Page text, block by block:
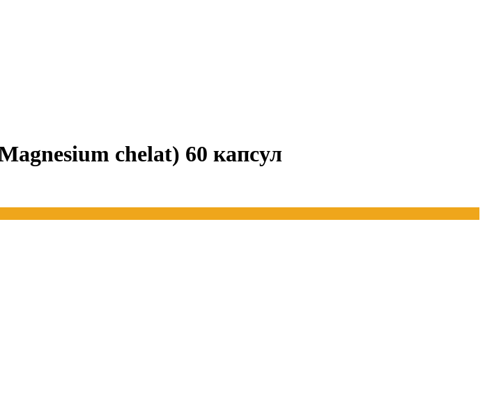
chelat) 60 капсул